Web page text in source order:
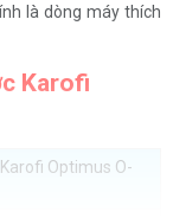
là dòng máy thích
Karofi
Optimus O-